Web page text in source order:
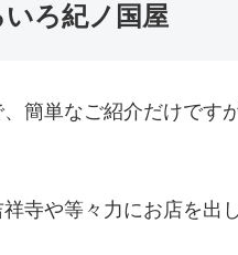
ろ紀ノ国屋
簡単なご紹介だけです
寺や等々力にお店を出